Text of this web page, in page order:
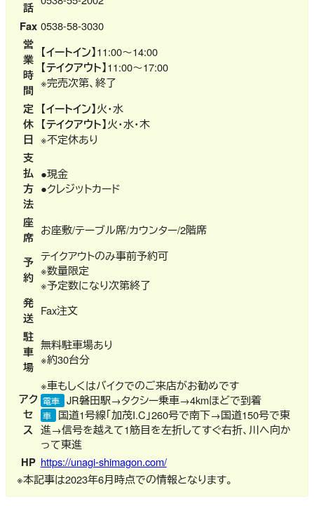
話
Fax 0538-58-3030
営
業
時
間
【イートイン】11:00～14:00
【テイクアウト】11:00～17:00
※完売次第、終了
定
休
日
【イートイン】火・水
【テイクアウト】火・水・木
※不定休あり
支
払
方
法
●現金
●クレジットカード
座
席
お座敷/テーブル席/カウンター/2階席
予
約
テイクアウトのみ事前予約可
※数量限定
※予定数になり次第終了
発
送
Fax注文
駐
車
場
無料駐車場あり
※約30台分
アク
セ
ス
※車もしくはバイクでのご来店がお勧めです
電車 JR磐田駅→タクシー乗車→4kmほどで到着
車
国道1号線「加茂I.C」260号で南下→国道150号で東
進→信号を越えて1筋目を左折してすぐ右折、川へ向か
って東進
HP https://unagi-shimagon.com/
※本記事は2023年6月時点での情報となります。